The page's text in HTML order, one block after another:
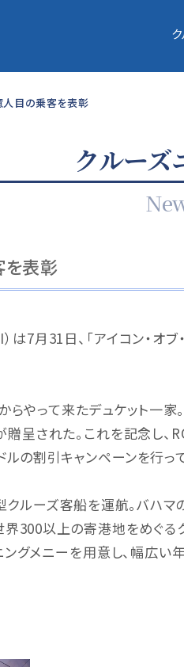
人目の乗客を表彰
クルーズ
を表彰
は7月31日、「アイコン・オブ
やって来たデュケット一家。
贈呈された。これを記念し
の割引キャンペーンを行って
ルーズ客船を運航。バハマ
世界300以上の寄港地をめぐ
ングメニーを用意し、幅広